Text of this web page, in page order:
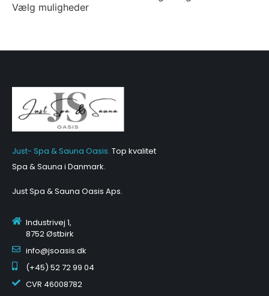
Vælg muligheder
Just- Spa & Sauna Oasis. Top kvalitet
Spa & Sauna i Danmark.
Just Spa & Sauna Oasis Aps.
Industrivej 1,
8752 Østbirk
info@jsoasis.dk
(+45) 52 72 99 04
CVR 46008782